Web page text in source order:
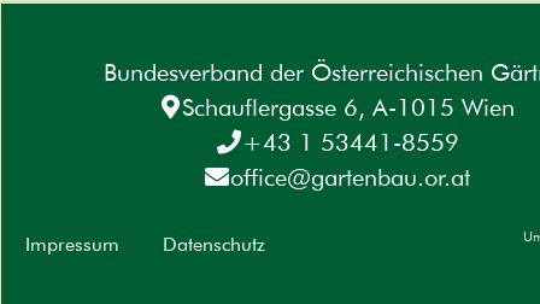
Bundesverband der Österreichischen
Schauflergasse 6, A-1015 Wien
+43 1 53441-8559
office@gartenbau.or.at
Impressum Datenschutz